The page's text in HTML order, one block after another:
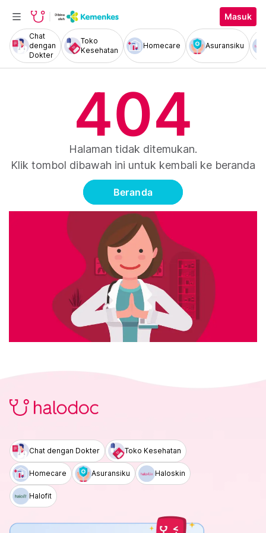
Masuk
Chat
dengan
Dokter
Toko
Kesehatan
Homecare Asuransiku
404
Halaman tidak ditemukan.
Klik tombol dibawah ini untuk kembali ke beranda
Beranda
Chat dengan Dokter Toko Kesehatan
Homecare Asuransiku Haloskin
Halofit